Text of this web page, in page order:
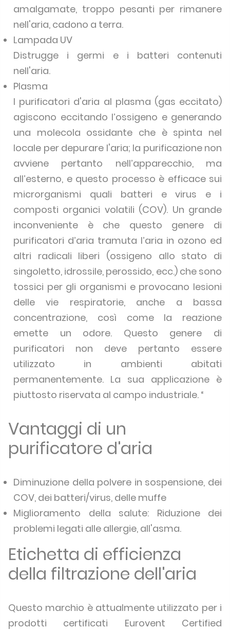
amalgamate, troppo pesanti per rimanere
nell'aria, cadono a terra.
Lampada UV
Distrugge i germi e i batteri contenuti
nell'aria.
Plasma
I purificatori d'aria al plasma (gas eccitato)
agiscono eccitando l’ossigeno e generando
una molecola ossidante che è spinta nel
locale per depurare l'aria; la purificazione non
avviene pertanto nell’apparecchio, ma
all’esterno, e questo processo è efficace sui
microrganismi quali batteri e virus e i
composti organici volatili (COV). Un grande
inconveniente è che questo genere di
purificatori d’aria tramuta l’aria in ozono ed
altri radicali liberi (ossigeno allo stato di
singoletto, idrossile, perossido, ecc.) che sono
tossici per gli organismi e provocano lesioni
delle vie respiratorie, anche a bassa
concentrazione, così come la reazione
emette un odore. Questo genere di
purificatori non deve pertanto essere
utilizzato in ambienti abitati
permanentemente. La sua applicazione è
piuttosto riservata al campo industriale. “
Vantaggi di un
purificatore d'aria
Diminuzione della polvere in sospensione, dei
COV, dei batteri/virus, delle muffe
Miglioramento della salute: Riduzione dei
problemi legati alle allergie, all'asma.
Etichetta di efficienza
della filtrazione dell'aria
Questo marchio è attualmente utilizzato per i
prodotti certificati Eurovent Certified